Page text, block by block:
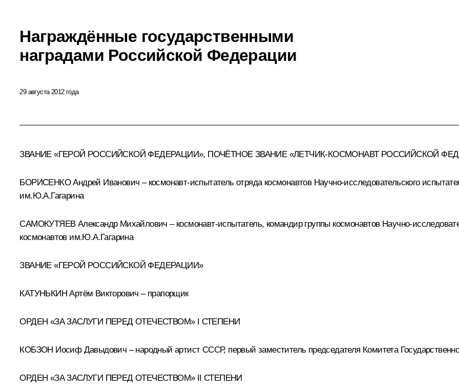
Награждённые государственными
наградами Российской Федерации
29 августа 2012 года
ЗВАНИЕ «ГЕРОЙ РОССИЙСКОЙ ФЕДЕРАЦИИ», ПОЧЁТНОЕ ЗВАНИЕ «ЛЕТЧИК-КОСМОНАВТ РОССИЙСКОЙ
БОРИСЕНКО Андрей Иванович – космонавт-испытатель отряда космонавтов Научно-исследовательского
им.Ю.А.Гагарина
САМОКУТЯЕВ Александр Михайлович – космонавт-испытатель, командир группы космонавтов Научно-
космонавтов им.Ю.А.Гагарина
ЗВАНИЕ «ГЕРОЙ РОССИЙСКОЙ ФЕДЕРАЦИИ»
КАТУНЬКИН Артём Викторович – прапорщик
ОРДЕН «ЗА ЗАСЛУГИ ПЕРЕД ОТЕЧЕСТВОМ» I СТЕПЕНИ
КОБЗОН Иосиф Давыдович – народный артист СССР, первый заместитель председателя Комитета
ОРДЕН «ЗА ЗАСЛУГИ ПЕРЕД ОТЕЧЕСТВОМ» II СТЕПЕНИ